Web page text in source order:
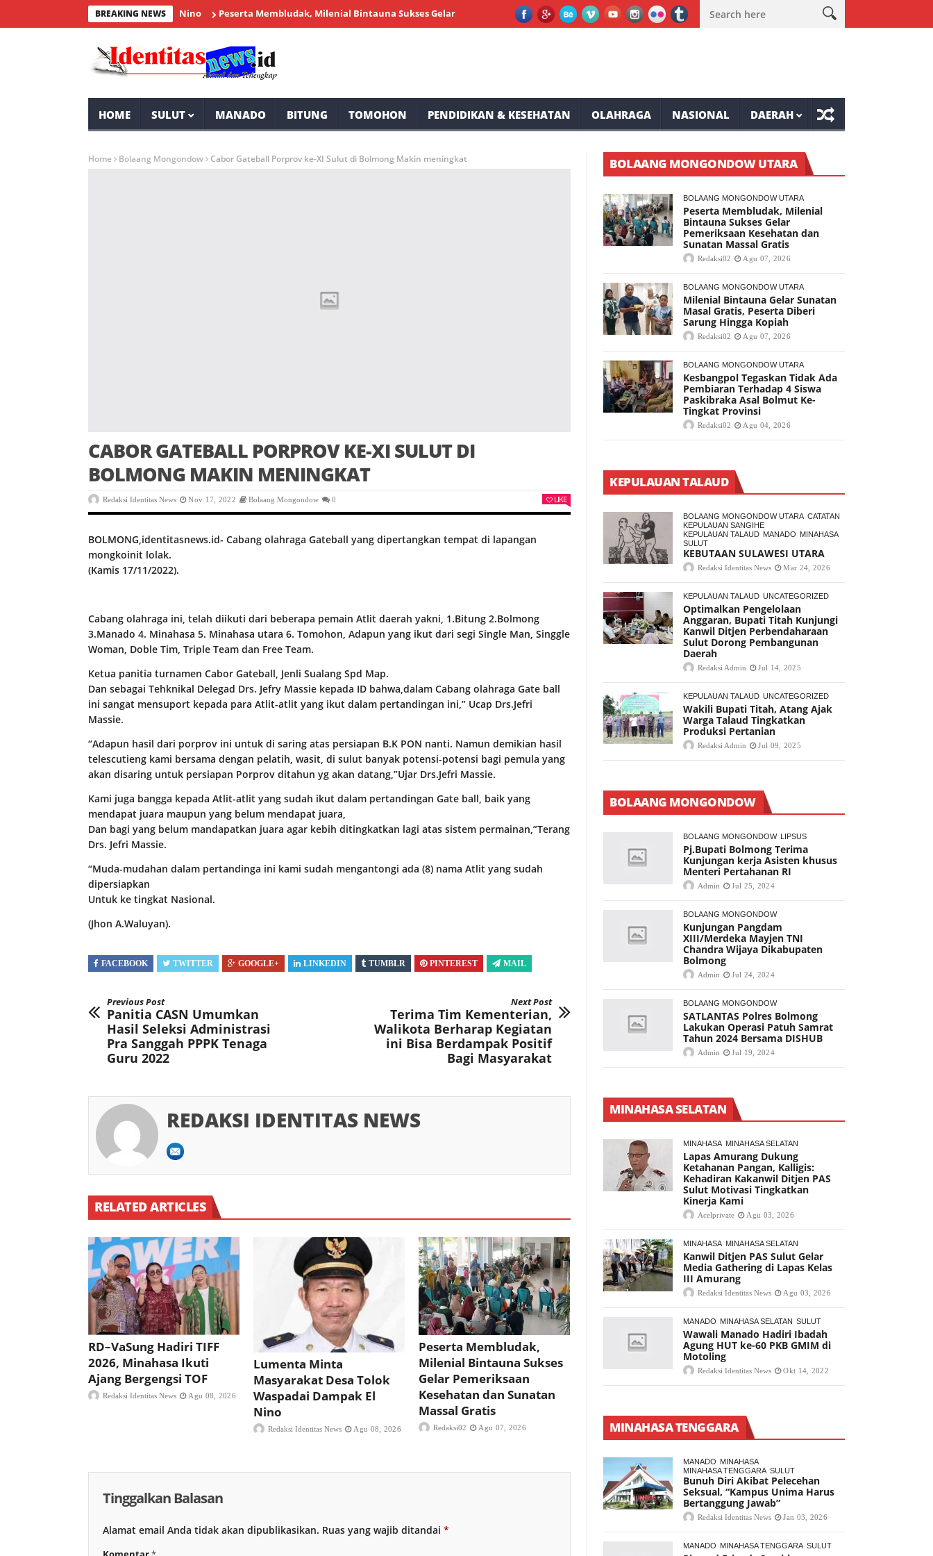
BREAKING NEWS Peserta Membludak, Milenial Bintauna Sukses Gelar Pemeriksaan Kesehatan dan Sunatan Massal Gratis Wabup Minahasa Vasung Buka HUT Kemerdekaan RI ke-
HOME SULUT MANADO BITUNG TOMOHON PENDIDIKAN & KESEHATAN OLAHRAGA NASIONAL DAERAH
Home Bolaang Mongondow Cabor Gateball Porprov ke-XI Sulut di Bolmong Makin meningkat
CABOR GATEBALL PORPROV KE-XI SULUT DI
BOLMONG MAKIN MENINGKAT
Redaksi Identitas News Nov 17, 2022 Bolaang Mongondow 0 LIKE
BOLMONG,identitasnews.id- Cabang olahraga Gateball yang dipertangkan tempat di lapangan
mongkoinit lolak.
(Kamis 17/11/2022).
Cabang olahraga ini, telah diikuti dari beberapa pemain Atlit daerah yakni, 1.Bitung 2.Bolmong
3.Manado 4. Minahasa 5. Minahasa utara 6. Tomohon, Adapun yang ikut dari segi Single Man, Singgle
Woman, Doble Tim, Triple Team dan Free Team.
Ketua panitia turnamen Cabor Gateball, Jenli Sualang Spd Map.
Dan sebagai Tehknikal Delegad Drs. Jefry Massie kepada ID bahwa,dalam Cabang olahraga Gate ball
ini sangat mensuport kepada para Atlit-atlit yang ikut dalam pertandingan ini,” Ucap Drs.Jefri
Massie.
“Adapun hasil dari porprov ini untuk di saring atas persiapan B.K PON nanti. Namun demikian hasil
telescutieng kami bersama dengan pelatih, wasit, di sulut banyak potensi-potensi bagi pemula yang
akan disaring untuk persiapan Porprov ditahun yg akan datang,”Ujar Drs.Jefri Massie.
Kami juga bangga kepada Atlit-atlit yang sudah ikut dalam pertandingan Gate ball, baik yang
mendapat juara maupun yang belum mendapat juara,
Dan bagi yang belum mandapatkan juara agar kebih ditingkatkan lagi atas sistem permainan,”Terang
Drs. Jefri Massie.
“Muda-mudahan dalam pertandinga ini kami sudah mengantongi ada (8) nama Atlit yang sudah
dipersiapkan
Untuk ke tingkat Nasional.
(Jhon A.Waluyan).
FACEBOOK TWITTER GOOGLE+ LINKEDIN TUMBLR PINTEREST MAIL
Previous Post
Panitia CASN Umumkan
Hasil Seleksi Administrasi
Pra Sanggah PPPK Tenaga
Guru 2022
Next Post
Terima Tim Kementerian,
Walikota Berharap Kegiatan
ini Bisa Berdampak Positif
Bagi Masyarakat
REDAKSI IDENTITAS NEWS
RELATED ARTICLES
RD–VaSung Hadiri TIFF
2026, Minahasa Ikuti
Ajang Bergengsi TOF
Redaksi Identitas News Agu 08, 2026
Lumenta Minta
Masyarakat Desa Tolok
Waspadai Dampak El
Nino
Redaksi Identitas News Agu 08, 2026
Peserta Membludak,
Milenial Bintauna Sukses
Gelar Pemeriksaan
Kesehatan dan Sunatan
Massal Gratis
Redaksi02 Agu 07, 2026
Tinggalkan Balasan
Alamat email Anda tidak akan dipublikasikan. Ruas yang wajib ditandai *
BOLAANG MONGONDOW UTARA
BOLAANG MONGONDOW UTARA
Peserta Membludak, Milenial
Bintauna Sukses Gelar
Pemeriksaan Kesehatan dan
Sunatan Massal Gratis
Redaksi02 Agu 07, 2026
BOLAANG MONGONDOW UTARA
Milenial Bintauna Gelar Sunatan
Masal Gratis, Peserta Diberi
Sarung Hingga Kopiah
Redaksi02 Agu 07, 2026
BOLAANG MONGONDOW UTARA
Kesbangpol Tegaskan Tidak Ada
Pembiaran Terhadap 4 Siswa
Paskibraka Asal Bolmut Ke-
Tingkat Provinsi
Redaksi02 Agu 04, 2026
KEPULAUAN TALAUD
BOLAANG MONGONDOW UTARA CATATAN
KEPULAUAN SANGIHE
KEPULAUAN TALAUD MANADO MINAHASA
SULUT
KEBUTAAN SULAWESI UTARA
Redaksi Identitas News Mar 24, 2026
KEPULAUAN TALAUD UNCATEGORIZED
Optimalkan Pengelolaan
Anggaran, Bupati Titah Kunjungi
Kanwil Ditjen Perbendaharaan
Sulut Dorong Pembangunan
Daerah
Redaksi Admin Jul 14, 2025
KEPULAUAN TALAUD UNCATEGORIZED
Wakili Bupati Titah, Atang Ajak
Warga Talaud Tingkatkan
Produksi Pertanian
Redaksi Admin Jul 09, 2025
BOLAANG MONGONDOW
BOLAANG MONGONDOW LIPSUS
Pj.Bupati Bolmong Terima
Kunjungan kerja Asisten khusus
Menteri Pertahanan RI
Admin Jul 25, 2024
BOLAANG MONGONDOW
Kunjungan Pangdam
XIII/Merdeka Mayjen TNI
Chandra Wijaya Dikabupaten
Bolmong
Admin Jul 24, 2024
BOLAANG MONGONDOW
SATLANTAS Polres Bolmong
Lakukan Operasi Patuh Samrat
Tahun 2024 Bersama DISHUB
Admin Jul 19, 2024
MINAHASA SELATAN
MINAHASA MINAHASA SELATAN
Lapas Amurang Dukung
Ketahanan Pangan, Kalligis:
Kehadiran Kakanwil Ditjen PAS
Sulut Motivasi Tingkatkan
Kinerja Kami
Acelprivate Agu 03, 2026
MINAHASA MINAHASA SELATAN
Kanwil Ditjen PAS Sulut Gelar
Media Gathering di Lapas Kelas
III Amurang
Redaksi Identitas News Agu 03, 2026
MANADO MINAHASA SELATAN SULUT
Wawali Manado Hadiri Ibadah
Agung HUT ke-60 PKB GMIM di
Motoling
Redaksi Identitas News Okt 14, 2022
MINAHASA TENGGARA
MANADO MINAHASA
MINAHASA TENGGARA SULUT
Bunuh Diri Akibat Pelecehan
Seksual, “Kampus Unima Harus
Bertanggung Jawab”
Redaksi Identitas News Jan 03, 2026
MANADO MINAHASA TENGGARA SULUT